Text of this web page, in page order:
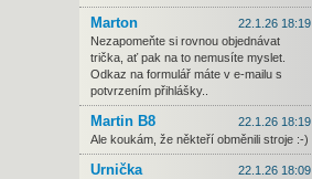
Marton
22.1.26 18:19
Nezapomeňte si rovnou objednávat
trička, ať pak na to nemusíte myslet.
Odkaz na formulář máte v e-mailu s
potvrzením přihlášky..
Martin B8
22.1.26 18:19
Ale koukám, že někteří obměnili stroje :-)
Urnička
22.1.26 18:09